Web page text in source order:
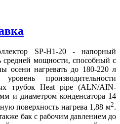
SP-H1-20 - напорный
средней мощности, способный с
осени нагревать до 180-220 л
производительности
трубок Heat pipe (ALN/AIN-
и диаметром конденсатора 14
поверхность нагрева 1,88 м2.
бак с рабочим давлением до